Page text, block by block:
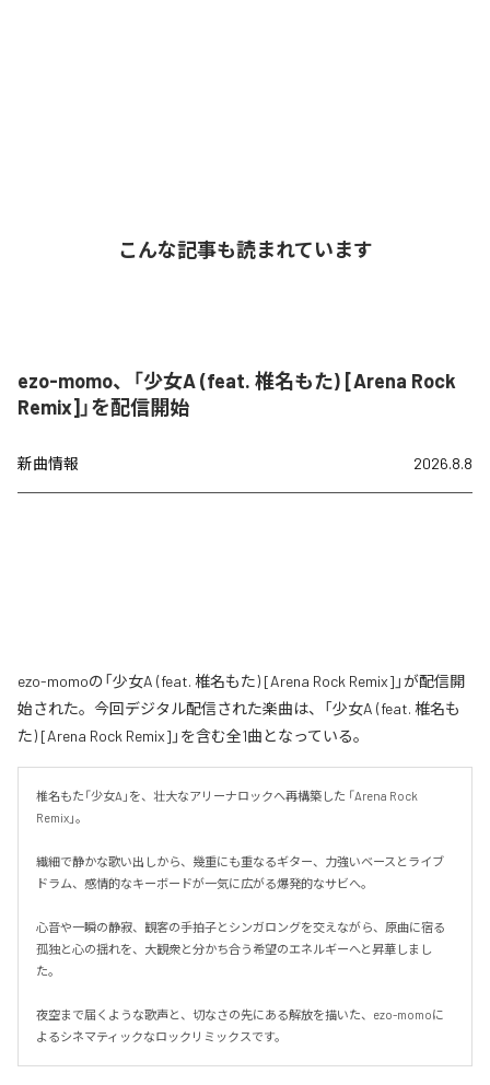
こんな記事も読まれています
ezo-momo、「少女A (feat. 椎名もた) [Arena Rock
Remix]」を配信開始
新曲情報 2026.8.8
ezo-momoの「少女A (feat. 椎名もた) [Arena Rock Remix]」が配信開
始された。今回デジタル配信された楽曲は、「少女A (feat. 椎名も
た) [Arena Rock Remix]」を含む全1曲となっている。
椎名もた「少女A」を、壮大なアリーナロックへ再構築した 「Arena Rock
Remix」。
繊細で静かな歌い出しから、幾重にも重なるギター、力強いベースとライブ
ドラム、感情的なキーボードが一気に広がる爆発的なサビへ。
心音や一瞬の静寂、観客の手拍子とシンガロングを交えながら、原曲に宿る
孤独と心の揺れを、大観衆と分かち合う希望のエネルギーへと昇華しまし
た。
夜空まで届くような歌声と、切なさの先にある解放を描いた、ezo-momoに
よるシネマティックなロックリミックスです。